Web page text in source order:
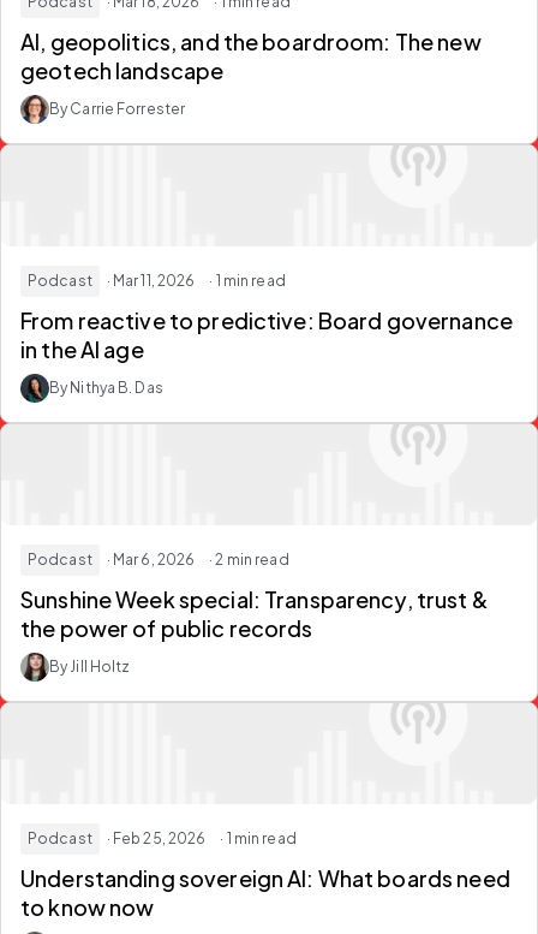
AI, geopolitics, and the boardroom: The new
geotech landscape
By Carrie Forrester
Podcast · Mar 11, 2026 · 1 min read
From reactive to predictive: Board governance
in the AI age
By Nithya B. Das
Podcast · Mar 6, 2026 · 2 min read
Sunshine Week special: Transparency, trust &
the power of public records
By Jill Holtz
Podcast · Feb 25, 2026 · 1 min read
Understanding sovereign AI: What boards need
to know now